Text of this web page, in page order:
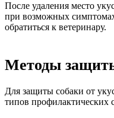
После удаления место
при возможных
обратиться к ветеринару.
Методы
Для защиты собаки от
типов профилактических